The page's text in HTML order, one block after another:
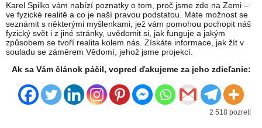
Karel Spilko vám nabízí poznatky o tom, proč jsme zde na Zemi –
ve fyzické realitě a co je naší pravou podstatou. Máte možnost se
seznámit s některými myšlenkami, jež vám pomohou pochopit náš
fyzický svět i z jiné stránky, uvědomit si, jak funguje a jakým
způsobem se tvoří realita kolem nás. Získáte informace, jak žít v
souladu se záměrem Vědomí, jehož jsme projekcí.
Ak sa Vám článok páčil, vopred ďakujeme za jeho zdieľanie:
2 518 pozretí